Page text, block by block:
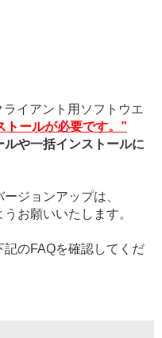
イアント用ソフトウエ
トールが必要です。”
や一括インストールに
ジョンアップは、
お願いいたします。
のFAQを確認してくだ